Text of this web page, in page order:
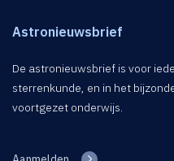
Astronieuwsbrief
De astronieuwsbrief is voor
sterrenkunde, en in het
voortgezet onderwijs.